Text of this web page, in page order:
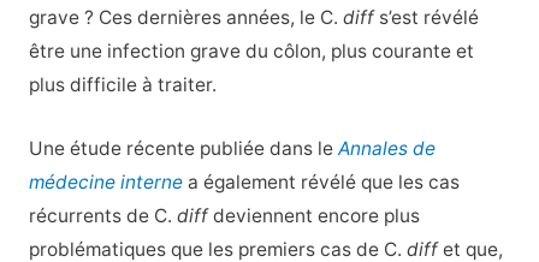
grave ? Ces dernières années, le C. diffs’est révélé
être une infection grave du côlon, plus courante et
plus difficile à traiter.
Une étude récente publiée dans le Annales de
médecine internea également révélé que les cas
récurrents de C. diffdeviennent encore plus
problématiques que les premiers cas de C. diffet que,